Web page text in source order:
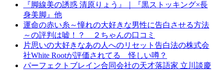
『脚線美の誘惑 清原りょう』｜『黒ストッキング×長
身美脚』他
運命の赤い糸～憧れの大好きな男性に告白させる方法
～の評判は嘘！？ ２ちゃんの口コミ
片思いの大好きなあの人へのリセット告白法の株式会
社White Rootが評価されてる 怪しい噂？
パーフェクトブレイン合同会社の天才落語家 立川談慶